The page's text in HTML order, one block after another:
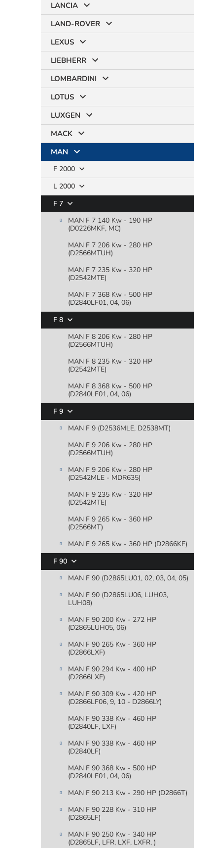
LANCIA
LAND-ROVER
LEXUS
LIEBHERR
LOMBARDINI
LOTUS
LUXGEN
MACK
MAN
F 2000
L 2000
F 7
MAN F 7 140 Kw - 190 HP
(D0226MKF, MC)
MAN F 7 206 Kw - 280 HP
(D2566MTUH)
MAN F 7 235 Kw - 320 HP
(D2542MTE)
MAN F 7 368 Kw - 500 HP
(D2840LF01, 04, 06)
F 8
MAN F 8 206 Kw - 280 HP
(D2566MTUH)
MAN F 8 235 Kw - 320 HP
(D2542MTE)
MAN F 8 368 Kw - 500 HP
(D2840LF01, 04, 06)
F 9
MAN F 9 (D2536MLE, D2538MT)
MAN F 9 206 Kw - 280 HP
(D2566MTUH)
MAN F 9 206 Kw - 280 HP
(D2542MLE - MDR635)
MAN F 9 235 Kw - 320 HP
(D2542MTE)
MAN F 9 265 Kw - 360 HP
(D2566MT)
MAN F 9 265 Kw - 360 HP (D2866KF)
F 90
MAN F 90 (D2865LU01, 02, 03, 04, 05)
MAN F 90 (D2865LU06, LUH03,
LUH08)
MAN F 90 200 Kw - 272 HP
(D2865LUH05, 06)
MAN F 90 265 Kw - 360 HP
(D2866LXF)
MAN F 90 294 Kw - 400 HP
(D2866LXF)
MAN F 90 309 Kw - 420 HP
(D2866LF06, 9, 10 - D2866LY)
MAN F 90 338 Kw - 460 HP
(D2840LF, LXF)
MAN F 90 338 Kw - 460 HP
(D2840LF)
MAN F 90 368 Kw - 500 HP
(D2840LF01, 04, 06)
MAN F 90 213 Kw - 290 HP (D2866T)
MAN F 90 228 Kw - 310 HP
(D2865LF)
MAN F 90 250 Kw - 340 HP
(D2865LF, LFR, LXF, LXFR, )